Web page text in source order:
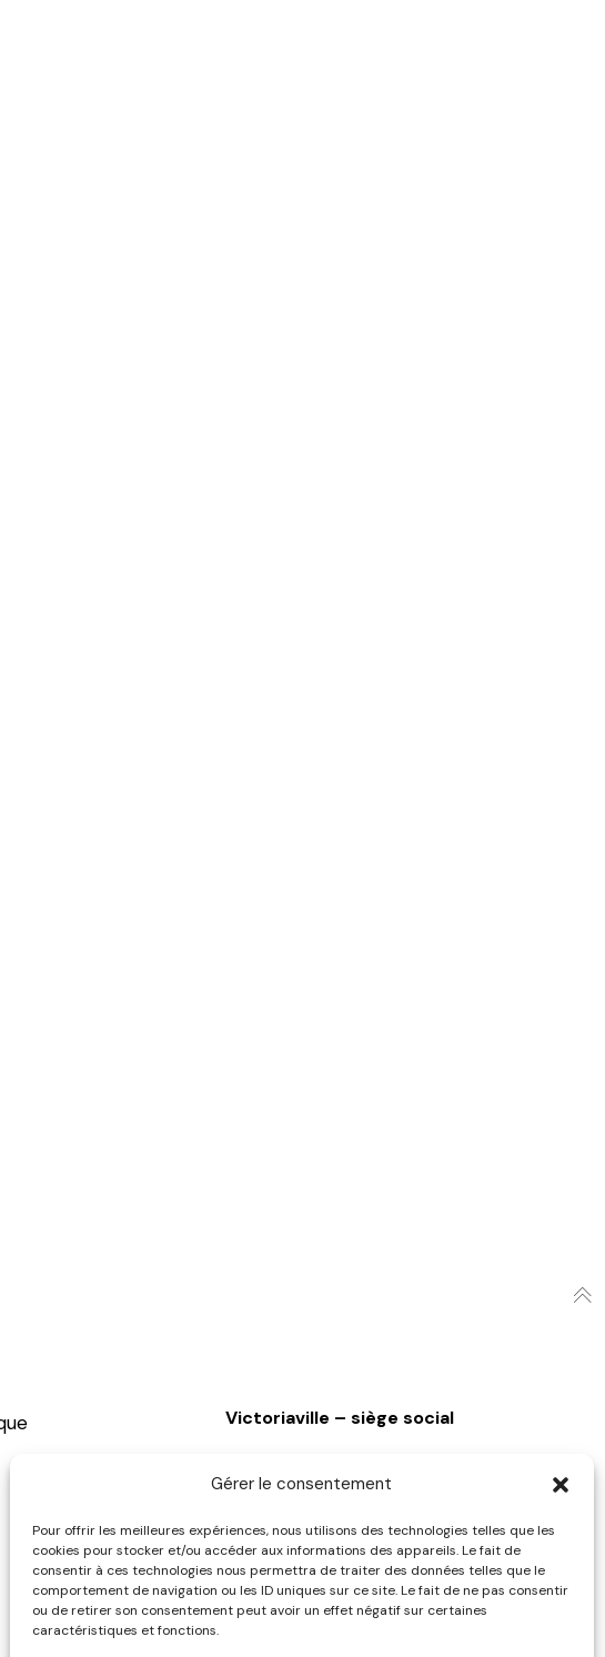
Gérer le consentement
Pour offrir les meilleures expériences, nous utilisons des technologies telles que les
cookies pour stocker et/ou accéder aux informations des appareils. Le fait de
consentir à ces technologies nous permettra de traiter des données telles que le
comportement de navigation ou les ID uniques sur ce site. Le fait de ne pas consentir
ou de retirer son consentement peut avoir un effet négatif sur certaines
caractéristiques et fonctions.
Victoriaville – siège social
Victoriaville (Québec) G6T 0S5
Sans frais : 1 888 551-3887